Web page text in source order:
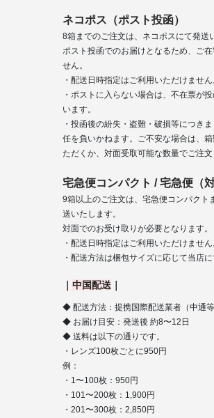
ネコポス（ポスト投函）
8箱までのご注文は、ネコポスにて発送
ポスト投函でのお届けとなるため、ご
せん。
・配送日時指定はご利用いただけません
・ポストに入らない場合は、不在票が
います。
・投函後の紛失・盗難・破損等につき
任を負いかねます。ご不安な場合は、
ただくか、対面受取可能な数量でご注文
宅急便コンパクト / 宅急便（対
9箱以上のご注文は、宅急便コンパクト
送いたします。
対面でのお受け取りが必要となります。
・配送日時指定はご利用いただけません
・配送方法は梱包サイズに応じて当店に
中国配送
◆ 配送方法：提携国際配送業者（中通等
◆ お届け目安：発送後 約8〜12日
◆ 送料は以下の通りです。
・レンズ100枚ごとに950円
例：
・1〜100枚：950円
・101〜200枚：1,900円
・201〜300枚：2,850円